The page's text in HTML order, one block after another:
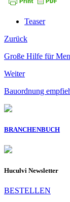
Teaser
Zurück
Große Hilfe für
Weiter
Bauordnung
BRANCHENBUCH
Huculvi Newsletter
BESTELLEN